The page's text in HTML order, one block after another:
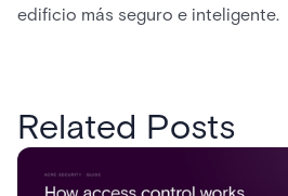
edificio más seguro e inteligente.
Related Posts